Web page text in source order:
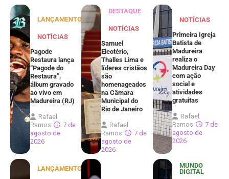
LANÇAMENTOS
NOTÍCIAS
Pagode
Restaura lança
“Pagode do
Restaura”,
álbum gravado
ao vivo em
Madureira (RJ)
Rafael
Ramos
7 de
agosto de
2026
DESTAQUE
NOTÍCIAS
Samuel
Eleotério,
Thalles Lima e
líderes cristãos
são
homenageados
na Câmara
Municipal do
Rio de Janeiro
Rafael
Ramos
7 de
agosto de
2026
NOTÍCIAS
Primeira Igreja
Batista de
Madureira
realiza o
Madureira Day
com ação
social e
atividades
gratuitas
Rafael
Ramos
7 de
agosto de
2026
LANÇAMENTOS
MUNDO
DIGITAL